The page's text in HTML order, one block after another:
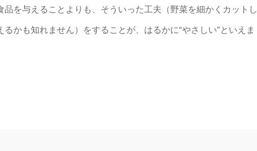
を与えることよりも、そういった工夫（野菜を細かくカットし
かも知れません）をすることが、はるかに“やさしい”といえま